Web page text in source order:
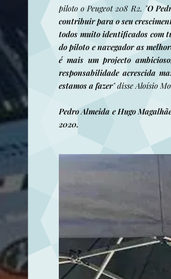
piloto o Peugeot 208 R2. "O
contribuir para o seu
todos muito identificados com
do piloto e navegador as
é mais um projecto
responsabilidade acrescida
estamos a fazer" disse Aloísio
Pedro Almeida e Hugo
2020.